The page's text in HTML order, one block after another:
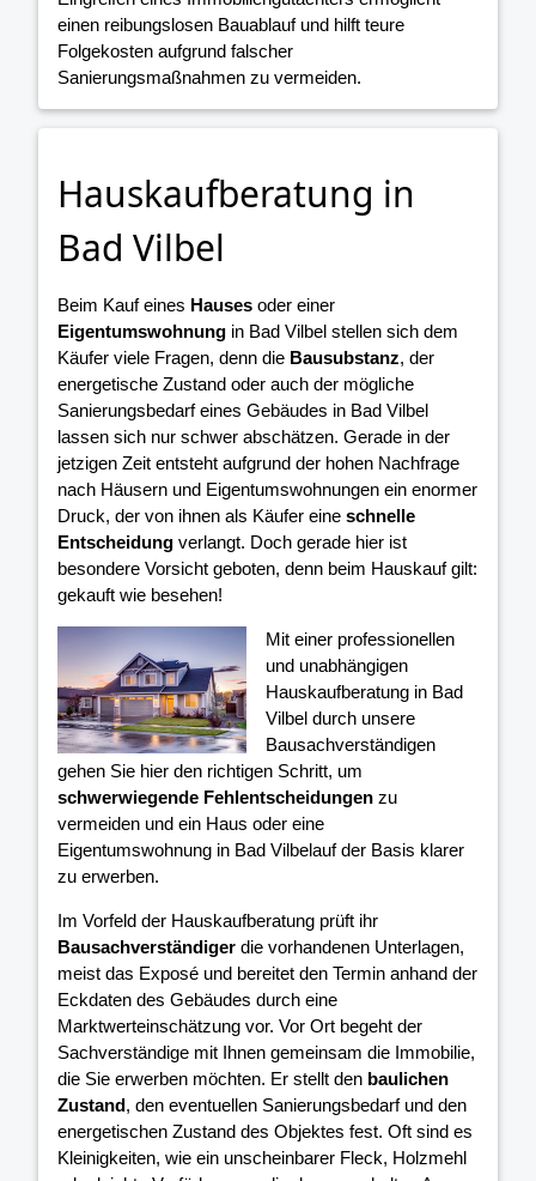
einen reibungslosen Bauablauf und hilft teure
Folgekosten aufgrund falscher
Sanierungsmaßnahmen zu vermeiden.
Hauskaufberatung in
Bad Vilbel
Beim Kauf eines Hauses oder einer
Eigentumswohnung in Bad Vilbel stellen sich dem
Käufer viele Fragen, denn die Bausubstanz, der
energetische Zustand oder auch der mögliche
Sanierungsbedarf eines Gebäudes in Bad Vilbel
lassen sich nur schwer abschätzen. Gerade in der
jetzigen Zeit entsteht aufgrund der hohen Nachfrage
nach Häusern und Eigentumswohnungen ein enormer
Druck, der von ihnen als Käufer eine schnelle
Entscheidung verlangt. Doch gerade hier ist
besondere Vorsicht geboten, denn beim Hauskauf gilt:
gekauft wie besehen!
Mit einer professionellen
und unabhängigen
Hauskaufberatung in Bad
Vilbel durch unsere
Bausachverständigen
gehen Sie hier den richtigen Schritt, um
schwerwiegende Fehlentscheidungen zu
vermeiden und ein Haus oder eine
Eigentumswohnung in Bad Vilbelauf der Basis klarer
zu erwerben.
Im Vorfeld der Hauskaufberatung prüft ihr
Bausachverständiger die vorhandenen Unterlagen,
meist das Exposé und bereitet den Termin anhand der
Eckdaten des Gebäudes durch eine
Marktwerteinschätzung vor. Vor Ort begeht der
Sachverständige mit Ihnen gemeinsam die Immobilie,
die Sie erwerben möchten. Er stellt den baulichen
Zustand, den eventuellen Sanierungsbedarf und den
energetischen Zustand des Objektes fest. Oft sind es
Kleinigkeiten, wie ein unscheinbarer Fleck, Holzmehl